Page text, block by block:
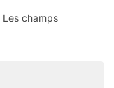
Les champs